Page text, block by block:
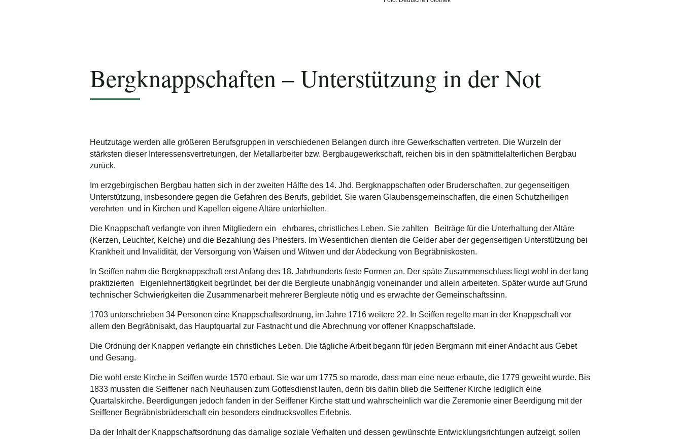
Bergknappschaften – Unterstützung in der Not
Heutzutage werden alle größeren Berufsgruppen in verschiedenen Belangen durch ihre Gewerkschaften vertreten. Die Wurzeln der
stärksten dieser Interessensvertretungen, der Metallarbeiter bzw. Bergbaugewerkschaft, reichen bis in den spätmittelalterlichen Bergbau
zurück.
Im erzgebirgischen Bergbau hatten sich in der zweiten Hälfte des 14. Jhd. Bergknappschaften oder Bruderschaften, zur gegenseitigen
Unterstützung, insbesondere gegen die Gefahren des Berufs, gebildet. Sie waren Glaubensgemeinschaften, die einen Schutzheiligen
verehrten und in Kirchen und Kapellen eigene Altäre unterhielten.
Die Knappschaft verlangte von ihren Mitgliedern ein ehrbares, christliches Leben. Sie zahlten Beiträge für die Unterhaltung der Altäre
(Kerzen, Leuchter, Kelche) und die Bezahlung des Priesters. Im Wesentlichen dienten die Gelder aber der gegenseitigen Unterstützung bei
Krankheit und Invalidität, der Versorgung von Waisen und Witwen und der Abdeckung von Begräbniskosten.
In Seiffen nahm die Bergknappschaft erst Anfang des 18. Jahrhunderts feste Formen an. Der späte Zusammenschluss liegt wohl in der lang
praktizierten Eigenlehnertätigkeit begründet, bei der die Bergleute unabhängig voneinander und allein arbeiteten. Später wurde auf Grund
technischer Schwierigkeiten die Zusammenarbeit mehrerer Bergleute nötig und es erwachte der Gemeinschaftssinn.
1703 unterschrieben 34 Personen eine Knappschaftsordnung, im Jahre 1716 weitere 22. In Seiffen regelte man in der Knappschaft vor
allem den Begräbnisakt, das Hauptquartal zur Fastnacht und die Abrechnung vor offener Knappschaftslade.
Die Ordnung der Knappen verlangte ein christliches Leben. Die tägliche Arbeit begann für jeden Bergmann mit einer Andacht aus Gebet
und Gesang.
Die wohl erste Kirche in Seiffen wurde 1570 erbaut. Sie war um 1775 so marode, dass man eine neue erbaute, die 1779 geweiht wurde. Bis
1833 mussten die Seiffener nach Neuhausen zum Gottesdienst laufen, denn bis dahin blieb die Seiffener Kirche lediglich eine
Quartalskirche. Beerdigungen jedoch fanden in der Seiffener Kirche statt und wahrscheinlich war die Zeremonie einer Beerdigung mit der
Seiffener Begräbnisbrüderschaft ein besonders eindrucksvolles Erlebnis.
Da der Inhalt der Knappschaftsordnung das damalige soziale Verhalten und dessen gewünschte Entwicklungsrichtungen aufzeigt, sollen